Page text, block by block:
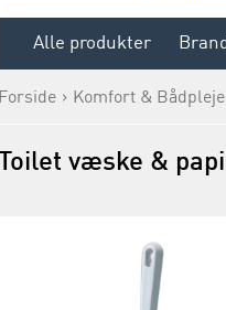
Alle produkter
Forside Komfort & Bådpleje
Toilet væske &